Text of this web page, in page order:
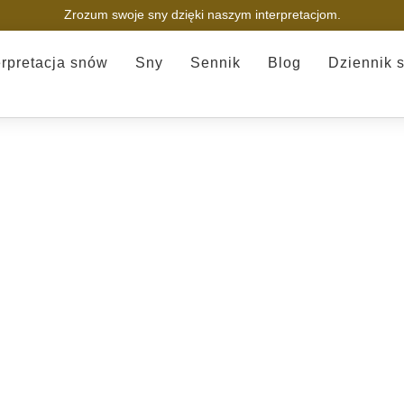
Zrozum swoje sny dzięki naszym interpretacjom.
snów Sny Sennik Blog Dziennik